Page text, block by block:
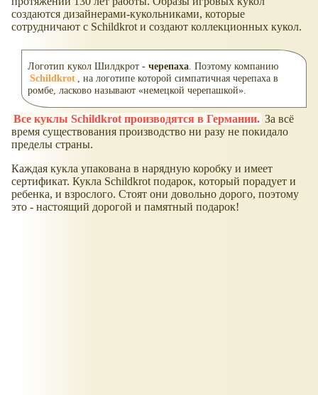
создаются дизайнерами-кукольниками, которые
сотрудничают с Schildkrot и создают коллекционных кукол.
Логотип кукол Шилдкрот - черепаха. Поэтому компанию
Schildkrot
, на логотипе которой симпатичная черепаха в
ромбе, ласково называют «немецкой черепашкой».
Все куклы Schildkrot производятся в Германии. За всё
время существования производство ни разу не покидало
пределы страны.
Каждая кукла упакована в нарядную коробку и имеет
сертификат. Кукла Schildkrot подарок, который порадует и
ребенка, и взрослого. Стоят они довольно дорого, поэтому
это - настоящий дорогой и памятный подарок!